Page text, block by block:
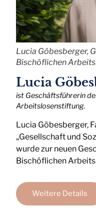
Lucia Göbesberger,
Bischöflichen
Lucia
ist Geschäftsführerin
Arbeitslosenstiftung.
Lucia Göbesberger,
„Gesellschaft und
wurde zur neuen
Bischöflichen
Weitere Details